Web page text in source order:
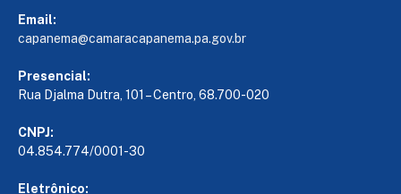
Email:
capanema@camaracapanema.pa.gov.br
Presencial:
Rua Djalma Dutra, 101 – Centro, 68.700-020
CNPJ:
04.854.774/0001-30
Eletrônico: